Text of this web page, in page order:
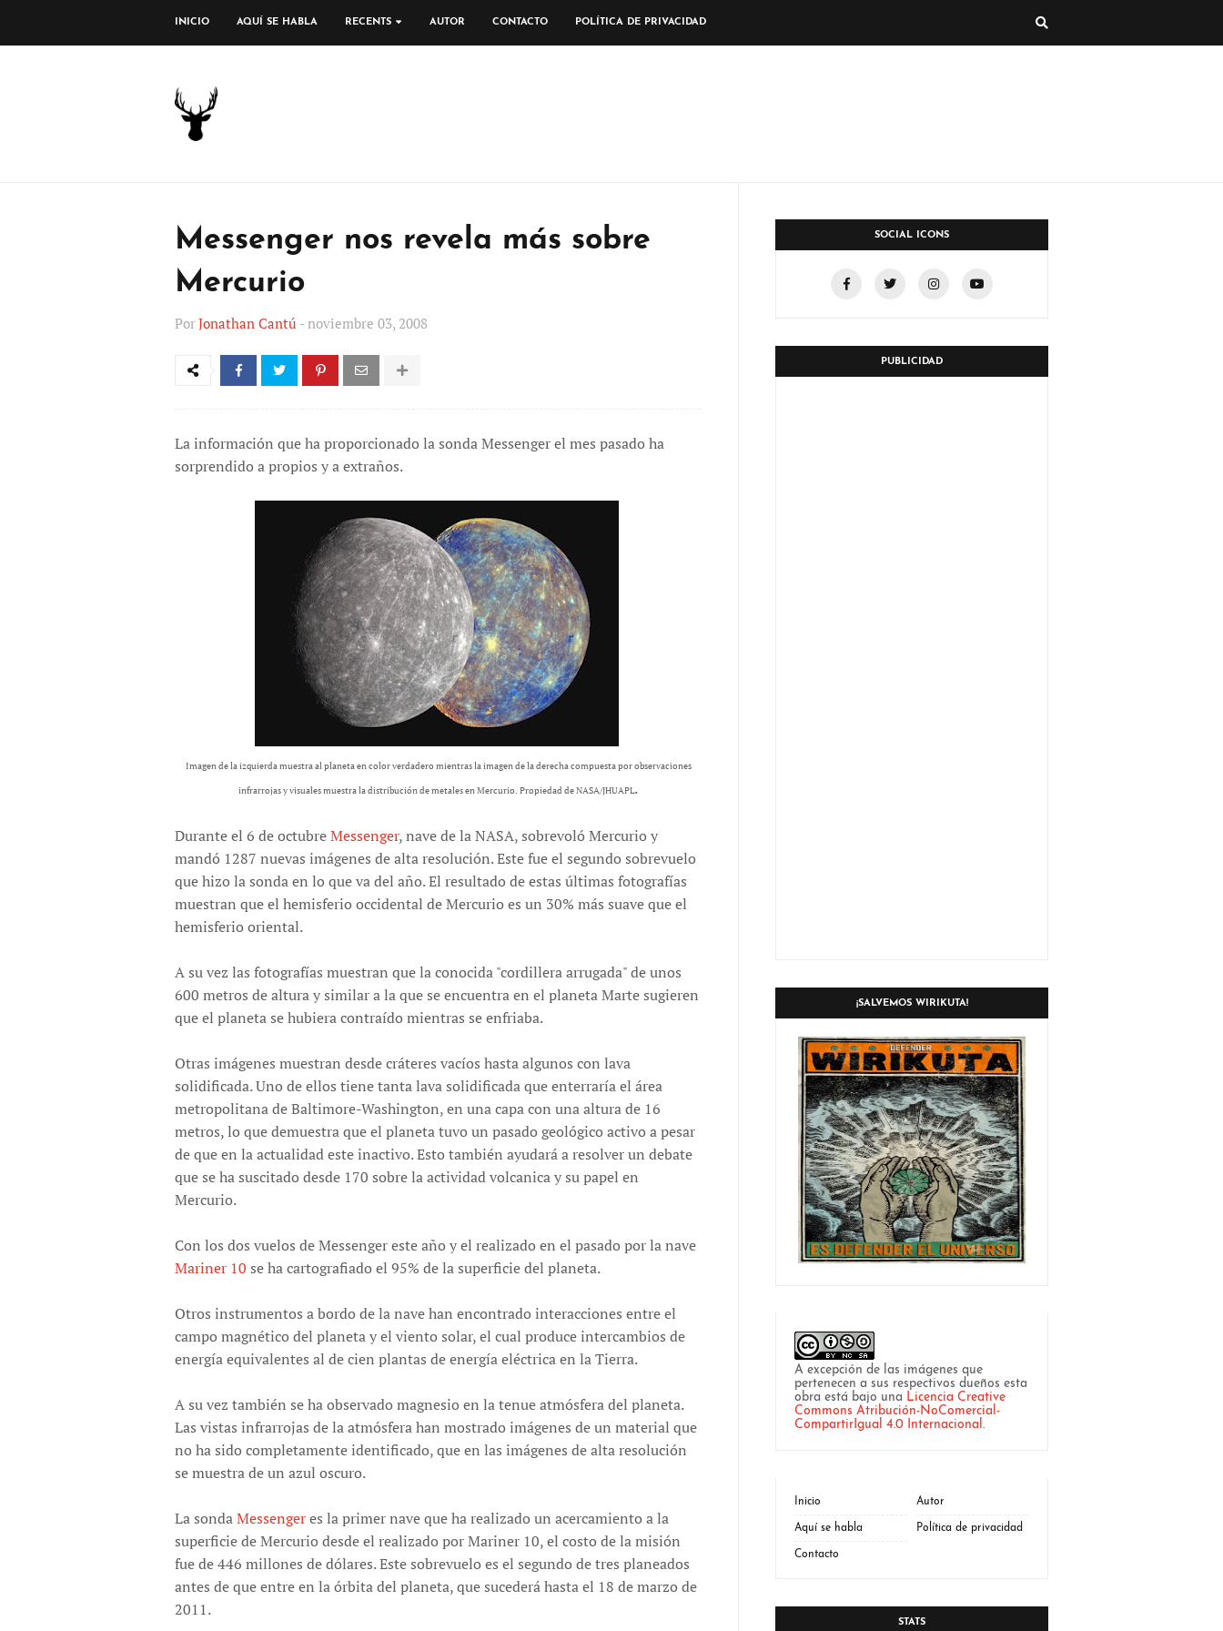
INICIO AQUÍ SE HABLA RECENTS AUTOR CONTACTO POLÍTICA DE PRIVACIDAD
Messenger nos revela más sobre
Mercurio
PorJonathan Cantú - noviembre 03, 2008
La información que ha proporcionado la sonda Messenger el mes pasado ha
sorprendido a propios y a extraños.
Imagen de la izquierda muestra al planeta en color verdadero mientras la imagen de la derecha compuesta por observaciones
infrarrojas y visuales muestra la distribución de metales en Mercurio. Propiedad de NASA/JHUAPL.
Durante el 6 de octubreMessenger, nave de la NASA, sobrevoló Mercurio y
mandó 1287 nuevas imágenes de alta resolución. Este fue el segundo sobrevuelo
que hizo la sonda en lo que va del año. El resultado de estas últimas fotografías
muestran que el hemisferio occidental de Mercurio es un 30% más suave que el
hemisferio oriental.
A su vez las fotografías muestran que la conocida "cordillera arrugada" de unos
600 metros de altura y similar a la que se encuentra en el planeta Marte sugieren
que el planeta se hubiera contraído mientras se enfriaba.
Otras imágenes muestran desde cráteres vacíos hasta algunos con lava
solidificada. Uno de ellos tiene tanta lava solidificada que enterraría el área
metropolitana de Baltimore-Washington, en una capa con una altura de 16
metros, lo que demuestra que el planeta tuvo un pasado geológico activo a pesar
de que en la actualidad este inactivo. Esto también ayudará a resolver un debate
que se ha suscitado desde 170 sobre la actividad volcanica y su papel en
Mercurio.
Con los dos vuelos de Messenger este año y el realizado en el pasado por la nave
Mariner 10 se ha cartografiado el 95% de la superficie del planeta.
Otros instrumentos a bordo de la nave han encontrado interacciones entre el
campo magnético del planeta y el viento solar, el cual produce intercambios de
energía equivalentes al de cien plantas de energía eléctrica en la Tierra.
A su vez también se ha observado magnesio en la tenue atmósfera del planeta.
Las vistas infrarrojas de la atmósfera han mostrado imágenes de un material que
no ha sido completamente identificado, que en las imágenes de alta resolución
se muestra de un azul oscuro.
La sondaMessengeres la primer nave que ha realizado un acercamiento a la
superficie de Mercurio desde el realizado por Mariner 10, el costo de la misión
fue de 446 millones de dólares. Este sobrevuelo es el segundo de tres planeados
antes de que entre en la órbita del planeta, que sucederá hasta el 18 de marzo de
2011.
SOCIAL ICONS
PUBLICIDAD
¡SALVEMOS WIRIKUTA!
A excepción de las imágenes que
pertenecen a sus respectivos dueños esta
obra está bajo una Licencia Creative
Commons Atribución-NoComercial-
CompartirIgual 4.0 Internacional.
Inicio Autor
Aquí se habla Política de privacidad
Contacto
STATS